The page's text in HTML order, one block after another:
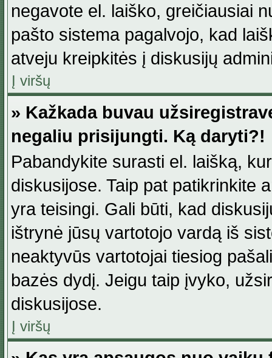
negavote el. laiško, greičiausiai
pašto sistema pagalvojo, kad
atveju kreipkitės į diskusijų
Į viršų
» Kažkada buvau
negaliu prisijungti. Ką daryti?!
Pabandykite surasti el. laišką,
diskusijose. Taip pat patikrinkite
yra teisingi. Gali būti, kad
ištrynė jūsų vartotojo vardą iš
neaktyvūs vartotojai tiesiog
bazės dydį. Jeigu taip įvyko,
diskusijose.
Į viršų